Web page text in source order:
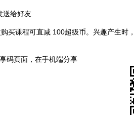
送给好友
买课程可直减 100超级币。兴趣产生时
码页面，在手机端分享